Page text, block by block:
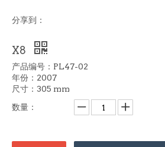
分享到：
X8
产品编号：PL47-02
年份：2007
尺寸：305 mm
数量：